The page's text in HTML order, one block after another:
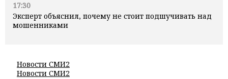
17:30
Эксперт объяснил, почему не стоит подшучивать над
мошенниками
Новости СМИ2
Новости СМИ2